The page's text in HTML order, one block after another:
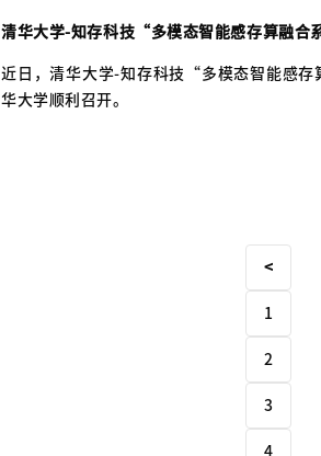
清华大学-知存科技“多模态智能感存算融合
近日，清华大学-知存科技“多模态智能感
华大学顺利召开。
<
1
2
3
4